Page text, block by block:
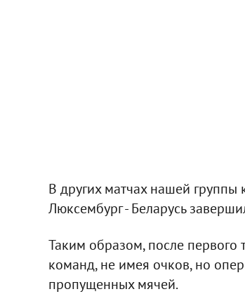
В других матчах нашей
Люксембург - Беларусь
Таким образом, после первого
команд, не имея очков, но
пропущенных мячей.